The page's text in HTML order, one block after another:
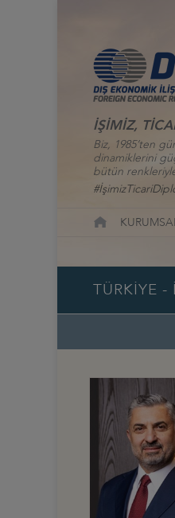
İŞİMİZ,
Biz, 1985’ten
dinamiklerini
bütün
TÜRKİYE -